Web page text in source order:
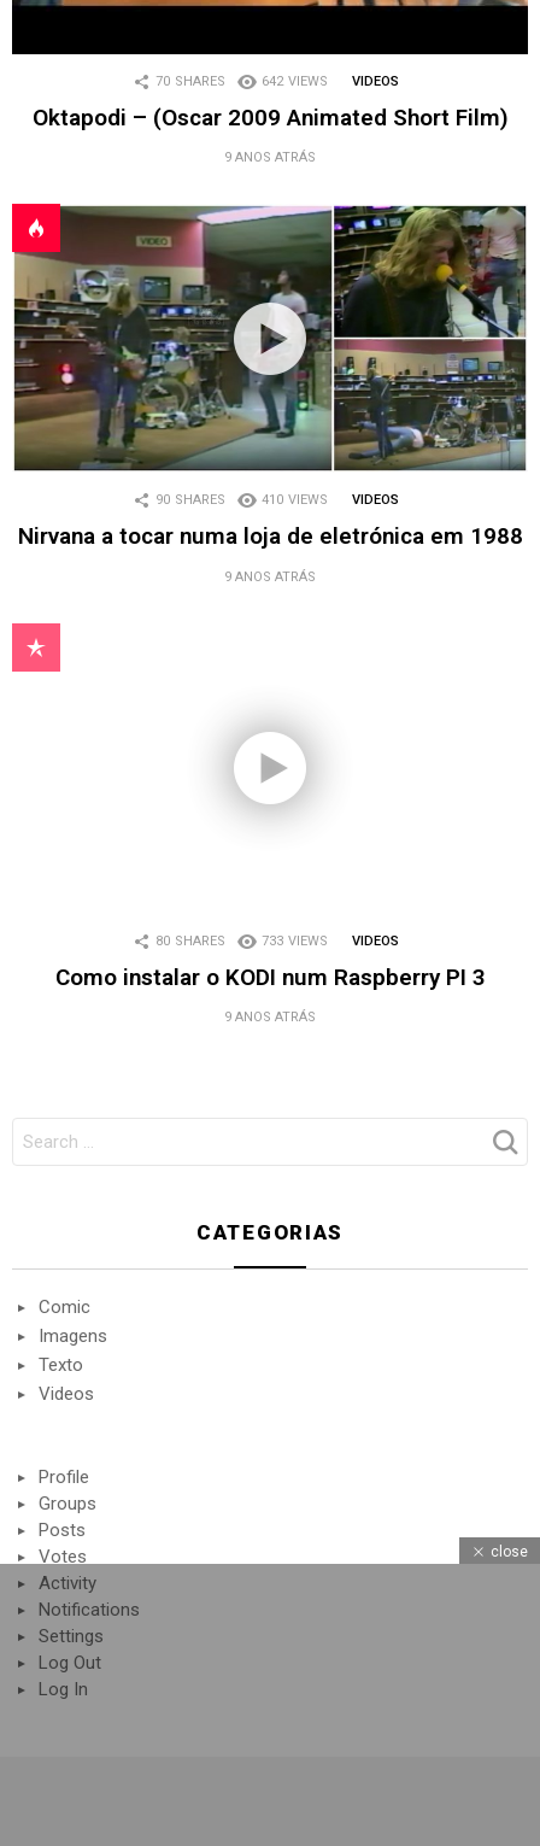
70 SHARES 642 VIEWS VIDEOS
Oktapodi – (Oscar 2009 Animated Short Film)
9 ANOS ATRÁS
90 SHARES 410 VIEWS VIDEOS
Nirvana a tocar numa loja de eletrónica em 1988
9 ANOS ATRÁS
80 SHARES 733 VIEWS VIDEOS
Como instalar o KODI num Raspberry PI 3
9 ANOS ATRÁS
FOR:
CATEGORIAS
Comic
Imagens
Texto
Videos
Profile
Groups
Posts
Votes
Activity
Notifications
Settings
Log Out
Log In
close